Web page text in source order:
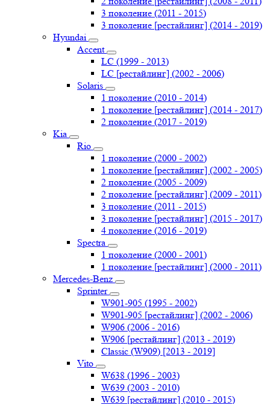
3 поколение (2011 - 2015)
3 поколение [рестайлинг] (2014 - 2019)
Hyundai
Accent
LC (1999 - 2013)
LC [рестайлинг] (2002 - 2006)
Solaris
1 поколение (2010 - 2014)
1 поколение [рестайлинг] (2014 - 2017)
2 поколение (2017 - 2019)
Kia
Rio
1 поколение (2000 - 2002)
1 поколение [рестайлинг] (2002 - 2005)
2 поколение (2005 - 2009)
2 поколение [рестайлинг] (2009 - 2011)
3 поколение (2011 - 2015)
3 поколение [рестайлинг] (2015 - 2017)
4 поколение (2016 - 2019)
Spectra
1 поколение (2000 - 2001)
1 поколение [рестайлинг] (2000 - 2011)
Mercedes-Benz
Sprinter
W901-905 (1995 - 2002)
W901-905 [рестайлинг] (2002 - 2006)
W906 (2006 - 2016)
W906 [рестайлинг] (2013 - 2019)
Classic (W909) [2013 - 2019]
Vito
W638 (1996 - 2003)
W639 (2003 - 2010)
W639 [рестайлинг] (2010 - 2015)